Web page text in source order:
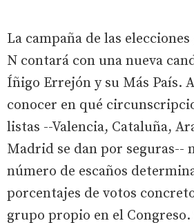
La campaña de las
N contará con una nueva
Íñigo Errejón y su Más País.
conocer en qué
listas --Valencia, Cataluña,
Madrid se dan por seguras--
número de escaños
porcentajes de votos
grupo propio en el